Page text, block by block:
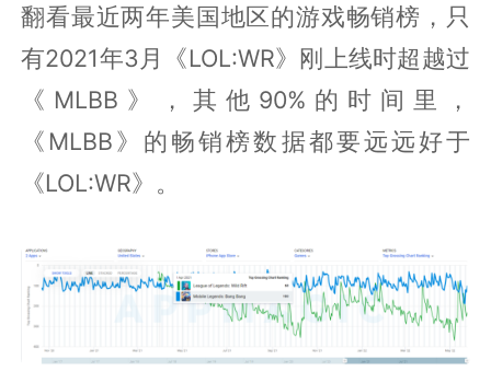
翻看最近两年美国地区的游戏畅销榜，只
有2021年3月《LOL:WR》刚上线时超越过
《MLBB》，其他90%的时间里，
《MLBB》的畅销榜数据都要远远好于
《LOL:WR》。